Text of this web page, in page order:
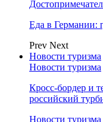
Еда в Германии:
Prev Next
Новости туризма
Новости туризма
Кросс-бордер и
российский
Новости туризма